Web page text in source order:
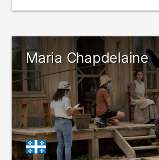
Maria Chapdelaine